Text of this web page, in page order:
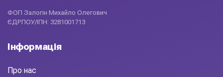
ФОП Залогін Михайло Олегович
ЄДРПОУ/ІПН: 3281001713
Інформація
Про нас